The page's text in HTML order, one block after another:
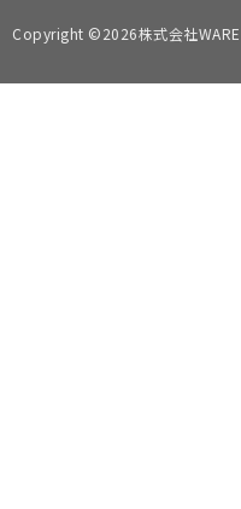
Copyright ©2026株式会社WARE